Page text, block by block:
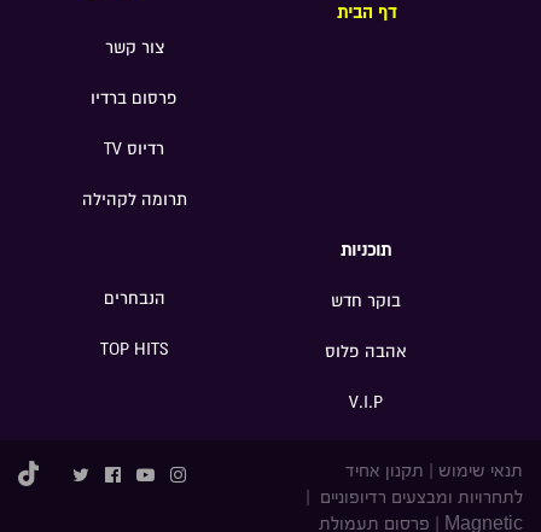
דף הבית
צור קשר
פרסום ברדיו
רדיוס TV
תרומה לקהילה
תוכניות
בוקר חדש
אהבה פלוס
V.I.P
הנבחרים
TOP HITS
תנאי שימוש
תקנון אחיד
לתחרויות ומבצעים רדיופוניים
Magnetic
פרסום תעמולת